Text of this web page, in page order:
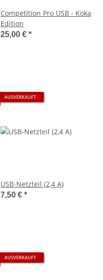
Competition Pro USB - Koka
Edition
25,00 € *
AUSVERKAUFT
USB-Netzteil (2,4 A)
7,50 € *
AUSVERKAUFT